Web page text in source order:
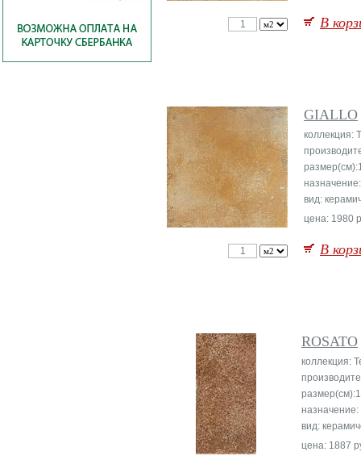
В
GIALLO
коллекция:
вид:
цена: 1980
В
ROSATO
коллекция:
вид:
цена: 1887